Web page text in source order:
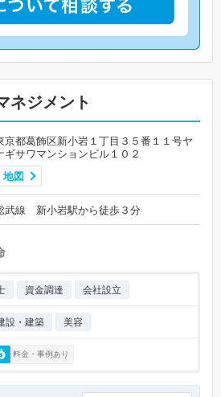
ネジメント
京都葛飾区新小岩１丁目３５番１１号ヤ
ギサワマンションビル１０２
地図
武線 新小岩駅から徒歩３分
資金調達 会社設立
設・建築 美容
料金・事例あり